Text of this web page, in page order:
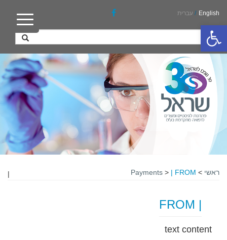
פתח סרגל נגישות
English
/ עברית
ראשי >
Payments > | FROM
|
| FROM
text content